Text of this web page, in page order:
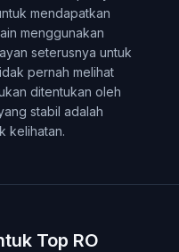
mendapatkan
menggunakan
seterusnya untuk
pernah melihat
ditentukan oleh
stabil adalah
kelihatan.
Top RO